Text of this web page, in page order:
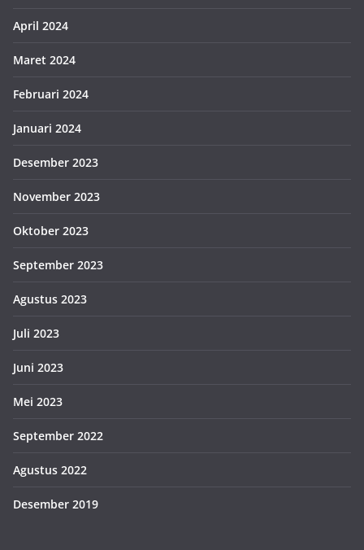
April 2024
Maret 2024
Februari 2024
Januari 2024
Desember 2023
November 2023
Oktober 2023
September 2023
Agustus 2023
Juli 2023
Juni 2023
Mei 2023
September 2022
Agustus 2022
Desember 2019